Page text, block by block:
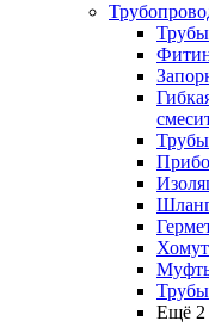
Ещё 2